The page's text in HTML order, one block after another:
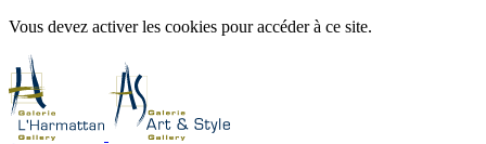
Vous devez activer les cookies pour accéder à ce site.